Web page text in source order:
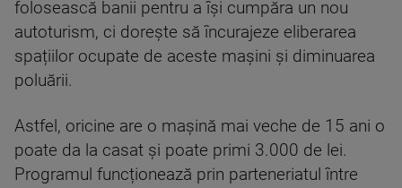
folosească banii pentru a își cumpăra un nou
autoturism, ci dorește să încurajeze eliberarea
spațiilor ocupate de aceste mașini și diminuarea
poluării.
Astfel, oricine are o mașină mai veche de 15 ani o
poate da la casat și poate primi 3.000 de lei.
Programul funcționează prin parteneriatul între